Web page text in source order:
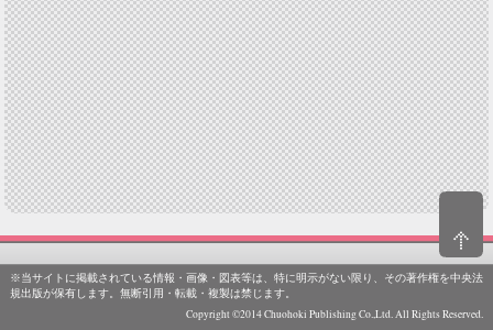
※当サイトに掲載されている情報・画像・図表等は、特に明示がない限り、その著作権を中央法
規出版が保有します。無断引用・転載・複製は禁じます。
Copyright ©2014 Chuohoki Publishing Co.,Ltd. All Rights Reserved.